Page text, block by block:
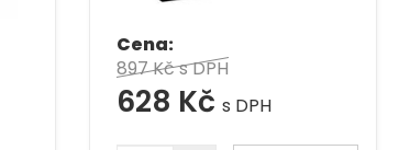
Cena:
897 Kčs DPH
628 Kč s DPH